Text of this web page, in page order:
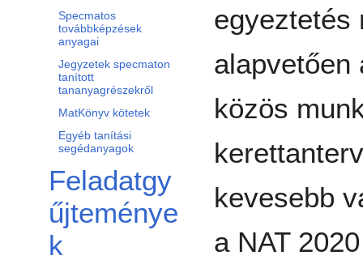
Specmatos
továbbképzések
anyagai
Jegyzetek specmaton
tanított
tananyagrészekről
MatKönyv kötetek
Egyéb tanítási
segédanyagok
Feladatgy
űjteménye
k
egyeztetés
alapvetően
közös
kevesebb
a NAT